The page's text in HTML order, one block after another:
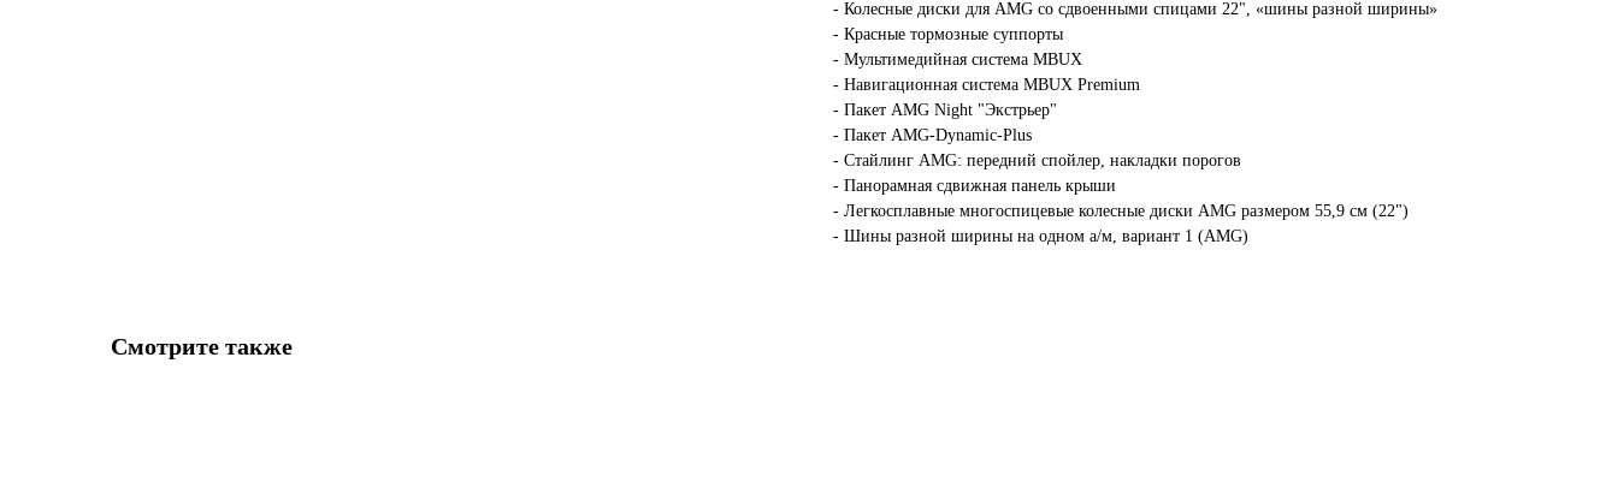
- Колесные диски для AMG со сдвоенными спицами 22", «шины разной ширины»
- Красные тормозные суппорты
- Мультимедийная система MBUX
- Навигационная система MBUX Premium
- Пакет AMG Night "Экстрьер"
- Пакет AMG-Dynamic-Plus
- Стайлинг AMG: передний спойлер, накладки порогов
- Панорамная сдвижная панель крыши
- Легкосплавные многоспицевые колесные диски AMG размером 55,9 см (22")
- Шины разной ширины на одном а/м, вариант 1 (AMG)
Смотрите также